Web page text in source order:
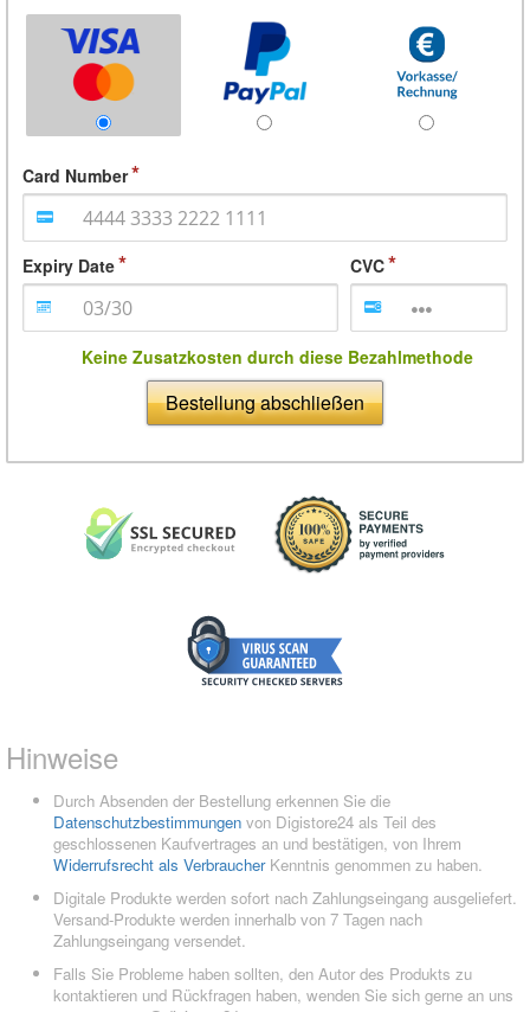
Card Number
Expiry Date CVC
Keine Zusatzkosten durch diese Bezahlmethode
Bestellung abschließen
Hinweise
Durch Absenden der Bestellung erkennen Sie die
Datenschutzbestimmungen von Digistore24 als Teil des
geschlossenen Kaufvertrages an und bestätigen, von Ihrem
Widerrufsrecht als VerbraucherKenntnis genommen zu haben.
Digitale Produkte werden sofort nach Zahlungseingang ausgeliefert.
Versand-Produkte werden innerhalb von 7 Tagen nach
Zahlungseingang versendet.
Falls Sie Probleme haben sollten, den Autor des Produkts zu
kontaktieren und Rückfragen haben, wenden Sie sich gerne an uns